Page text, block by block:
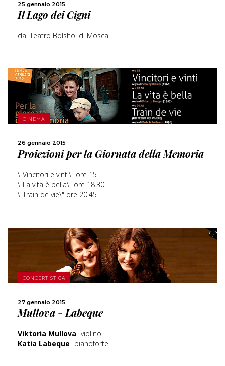
25 gennaio 2015
Il Lago dei Cigni
dal Teatro Bolshoi di Mosca
CINEMA
26 gennaio 2015
Proiezioni per la Giornata della Memoria
\"Vincitori e vinti\" ore 15
\"La vita è bella\" ore 18.30
\"Train de vie\" ore 20.45
SCOPRI DI PIÙ
CONDIVIDI
CONCERTISTICA
27 gennaio 2015
Mullova - Labeque
Viktoria Mullova violino
Katia Labeque pianoforte
SCOPRI DI PIÙ